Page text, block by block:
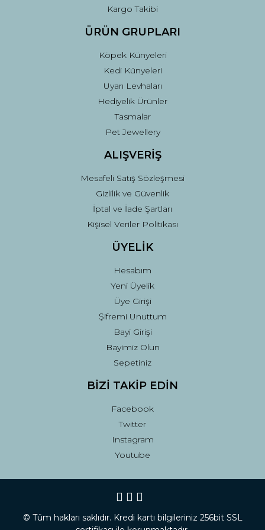
Kargo Takibi
ÜRÜN GRUPLARI
Köpek Künyeleri
Kedi Künyeleri
Uyarı Levhaları
Hediyelik Ürünler
Tasmalar
Pet Jewellery
ALIŞVERİŞ
Mesafeli Satış Sözleşmesi
Gizlilik ve Güvenlik
İptal ve İade Şartları
Kişisel Veriler Politikası
ÜYELİK
Hesabım
Yeni Üyelik
Üye Girişi
Şifremi Unuttum
Bayi Girişi
Bayimiz Olun
Sepetiniz
BİZİ TAKİP EDİN
Facebook
Twitter
Instagram
Youtube
© Tüm hakları saklıdır. Kredi kartı bilgileriniz 256bit SSL